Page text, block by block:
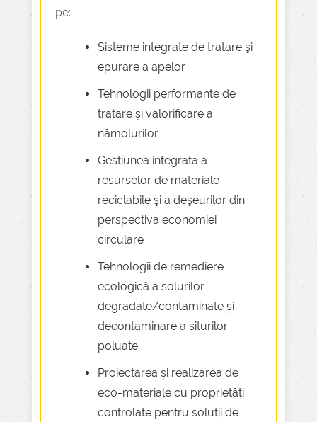
pe:
Sisteme integrate de tratare şi
epurare a apelor
Tehnologii performante de
tratare și valorificare a
nămolurilor
Gestiunea integrată a
resurselor de materiale
reciclabile şi a deşeurilor din
perspectiva economiei
circulare
Tehnologii de remediere
ecologică a solurilor
degradate/contaminate și
decontaminare a siturilor
poluate
Proiectarea și realizarea de
eco-materiale cu proprietăți
controlate pentru soluții de